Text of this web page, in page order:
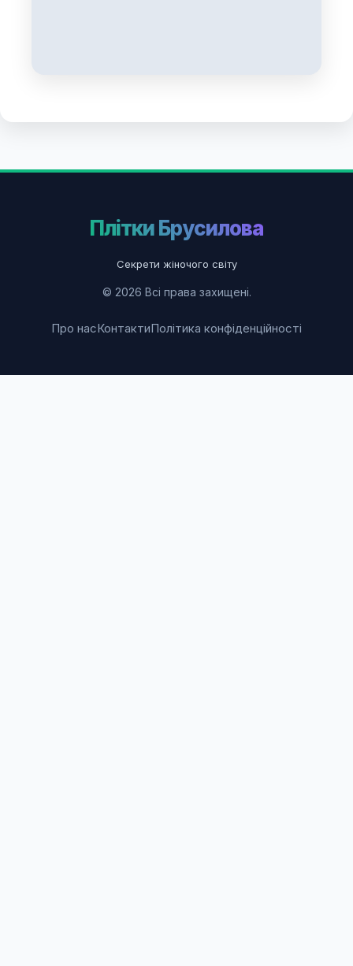
Плітки Брусилова
Секрети жіночого світу
© 2026 Всі права захищені.
Про насКонтактиПолітика конфіденційності